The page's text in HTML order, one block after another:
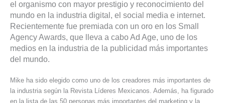
el organismo con mayor prestigio y reconocimiento del
mundo en la industria digital, el social media e internet.
Recientemente fue premiada con un oro en los Small
Agency Awards, que lleva a cabo Ad Age, uno de los
medios en la industria de la publicidad más importantes
del mundo.
Mike ha sido elegido como uno de los creadores más importantes de
la industria según la Revista Líderes Mexicanos. Además, ha figurado
en la lista de las 50 personas más importantes del marketing y la